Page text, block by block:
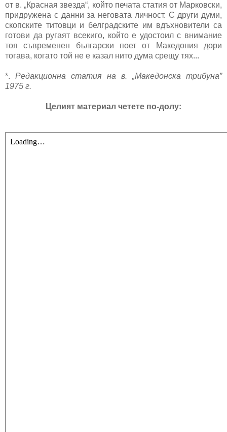
от в. „Красная звезда“, който печата статия от Марковски,
придружена с данни за неговата личност. С други думи,
скопските титовци и белградските им вдъхновители са
готови да ругаят всекиго, който е удостоил с внимание
тоя съвременен български поет от Македония дори
тогава, когато той не е казал нито дума срещу тях...
*. Редакционна статия на в. „Македонска трибуна”
1975 г.
Целият материал четете по-долу: